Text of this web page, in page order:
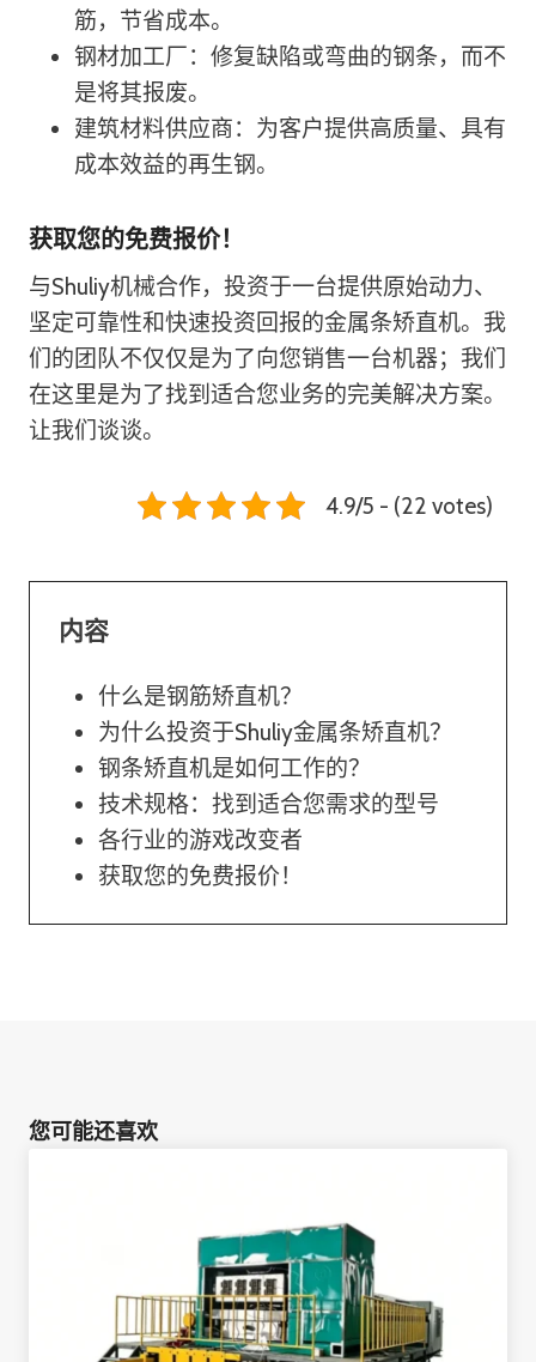
筋，节省成本。
钢材加工厂：修复缺陷或弯曲的钢条，而不
是将其报废。
建筑材料供应商：为客户提供高质量、具有
成本效益的再生钢。
获取您的免费报价！
与Shuliy机械合作，投资于一台提供原始动力、
坚定可靠性和快速投资回报的金属条矫直机。我
们的团队不仅仅是为了向您销售一台机器；我们
在这里是为了找到适合您业务的完美解决方案。
让我们谈谈。
4.9/5 - (22 votes)
内容
什么是钢筋矫直机？
为什么投资于Shuliy金属条矫直机？
钢条矫直机是如何工作的？
技术规格：找到适合您需求的型号
各行业的游戏改变者
获取您的免费报价！
您可能还喜欢